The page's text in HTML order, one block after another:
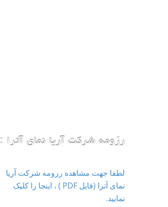
رزومه شرکت آریا نمای آترا :
لطفا جهت مشاهده رزومه شرکت آریا
نمای آترا (فایل PDF ) ، اینجا را کلیک
نمایید.